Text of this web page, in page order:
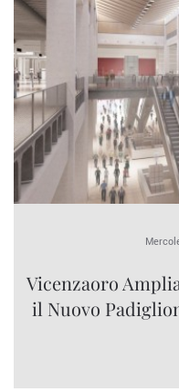
Vicenzaoro
il Nuovo